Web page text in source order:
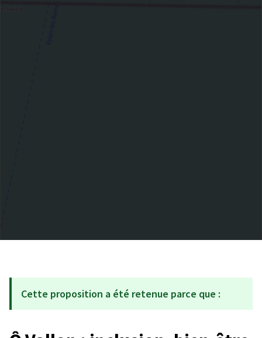
Cette proposition a été retenue parce que :